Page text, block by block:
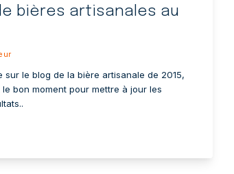
bières artisanales au
le blog de la bière artisanale de 2015,
bon moment pour mettre à jour les